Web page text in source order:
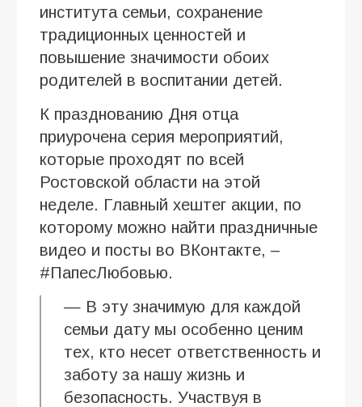
института семьи, сохранение
традиционных ценностей и
повышение значимости обоих
родителей в воспитании детей.
К празднованию Дня отца
приурочена серия мероприятий,
которые проходят по всей
Ростовской области на этой
неделе. Главный хештег акции, по
которому можно найти праздничные
видео и посты во ВКонтакте, –
#ПапесЛюбовью.
— В эту значимую для каждой
семьи дату мы особенно ценим
тех, кто несет ответственность и
заботу за нашу жизнь и
безопасность. Участвуя в